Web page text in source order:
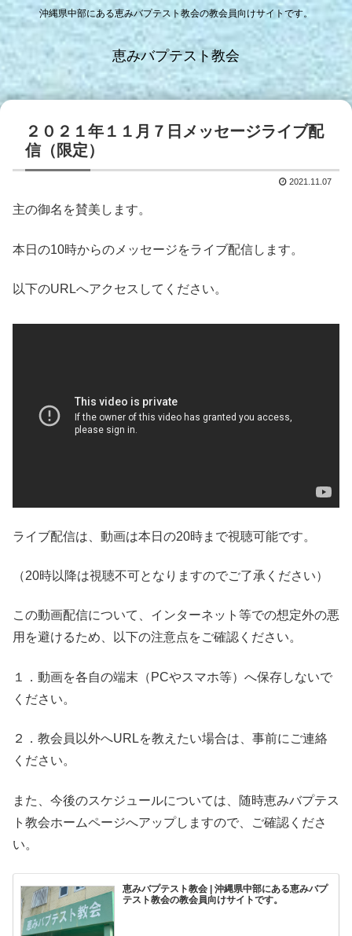
沖縄県中部にある恵みバプテスト教会の教会員向けサイトです。
恵みバプテスト教会
２０２１年１１月７日メッセージライブ配
信（限定）
2021.11.07
主の御名を賛美します。
本日の10時からのメッセージをライブ配信します。
以下のURLへアクセスしてください。
ライブ配信は、動画は本日の20時まで視聴可能です。
（20時以降は視聴不可となりますのでご了承ください）
この動画配信について、インターネット等での想定外の悪
用を避けるため、以下の注意点をご確認ください。
１．動画を各自の端末（PCやスマホ等）へ保存しないで
ください。
２．教会員以外へURLを教えたい場合は、事前にご連絡
ください。
また、今後のスケジュールについては、随時恵みバプテス
ト教会ホームページへアップしますので、ご確認くださ
い。
恵みバプテスト教会 | 沖縄県中部にある恵みバプ
テスト教会の教会員向けサイトです。